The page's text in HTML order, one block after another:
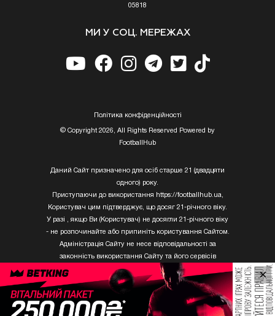
05818
МИ У СОЦ. МЕРЕЖАХ
Полiтика конфiденцiйностi
© Copyright 2026, All Rights Reserved Powered by
FootballHub
Даний Сайт призначено для осіб старше 21 (двадцяти
одного) року.
Приступаючи до використання https://footballhub.ua,
Користувач цим підтверджує, що досяг 21-річного віку.
У разі , якщо Ви (Користувач) не досягли 21-річного віку
- не розпочинайте або припиніть користування Сайтом.
Адміністрація Сайту не несе відповідальності за
законність використання Сайту та його сервісів
Користувачем, який не досяг 21-річного віку.
Твори Getty Images, що розміщені на сайті, не можуть
бути використані третіми особами без письмового
×